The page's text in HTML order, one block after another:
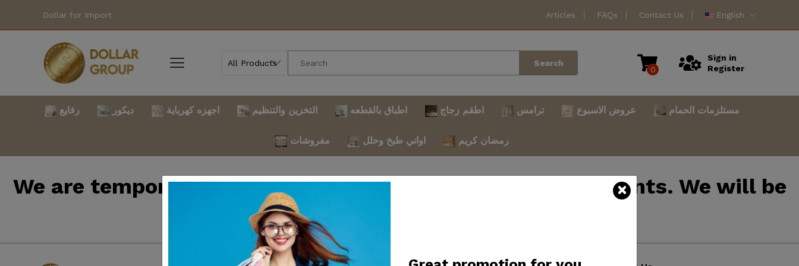
Dollar for Import Articles FAQs Contact Us English
Search
0
Sign in
Register
رفايع ديكور اجهزه كهرباية التخزين والتنظيم اطباق بالقطعه اطقم زجاج ترامس عروض الاسبوع مستلزمات الحمام
مفروشات اواني طبخ وحلل رمضان كريم
We are temporarily closed for maintenance and improvements. We will be
back soon. Thank you for your patience.